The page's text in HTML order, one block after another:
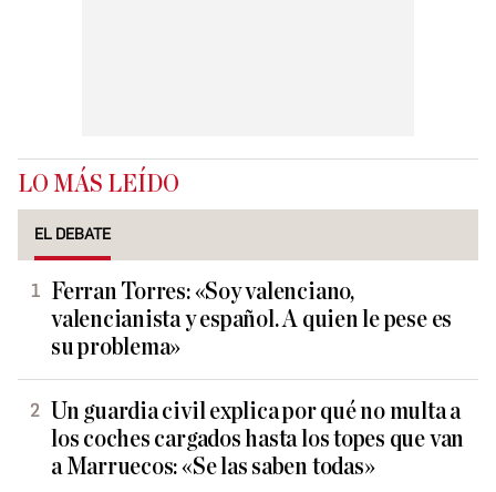
LO MÁS LEÍDO
EL DEBATE
Ferran Torres: «Soy valenciano,
valencianista y español. A quien le pese es
su problema»
Un guardia civil explica por qué no multa a
los coches cargados hasta los topes que van
a Marruecos: «Se las saben todas»